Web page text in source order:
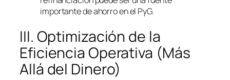
importante de ahorro en el PyG.
III. Optimización de la
Eficiencia Operativa (Más
Allá del Dinero)